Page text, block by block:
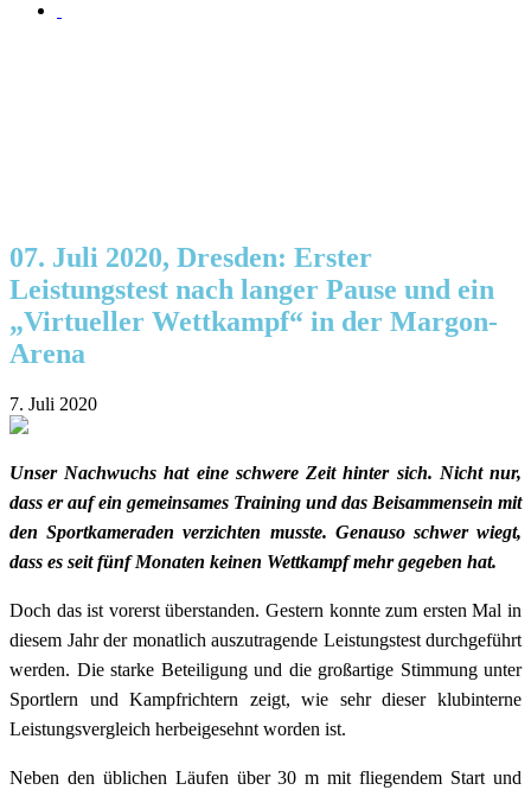
07. Juli 2020, Dresden: Erster
Leistungstest nach langer Pause und ein
„Virtueller Wettkampf“ in der Margon-
Arena
7. Juli 2020
Unser Nachwuchs hat eine schwere Zeit hinter sich. Nicht nur,
dass er auf ein gemeinsames Training und das Beisammensein mit
den Sportkameraden verzichten musste. Genauso schwer wiegt,
dass es seit fünf Monaten keinen Wettkampf mehr gegeben hat.
Doch das ist vorerst überstanden. Gestern konnte zum ersten Mal in
diesem Jahr der monatlich auszutragende Leistungstest durchgeführt
werden. Die starke Beteiligung und die großartige Stimmung unter
Sportlern und Kampfrichtern zeigt, wie sehr dieser klubinterne
Leistungsvergleich herbeigesehnt worden ist.
Neben den üblichen Läufen über 30 m mit fliegendem Start und